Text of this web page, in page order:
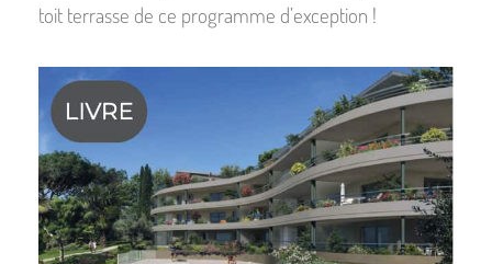
toit terrasse de ce programme d’exception !